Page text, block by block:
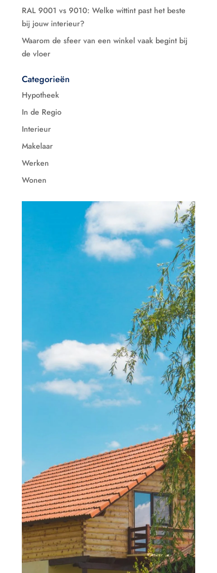
RAL 9001 vs 9010: Welke wittint past het beste
bij jouw interieur?
Waarom de sfeer van een winkel vaak begint bij
de vloer
Categorieën
Hypotheek
In de Regio
Interieur
Makelaar
Werken
Wonen